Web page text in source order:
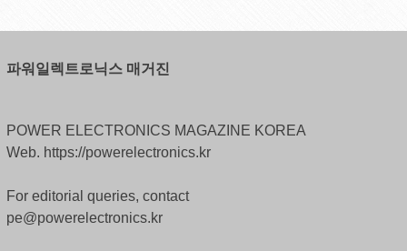
파워일렉트로닉스 매거진
POWER ELECTRONICS MAGAZINE KOREA
Web. https://powerelectronics.kr
For editorial queries, contact
pe@powerelectronics.kr